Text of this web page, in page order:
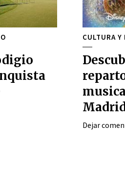
CULTURA
Dejar